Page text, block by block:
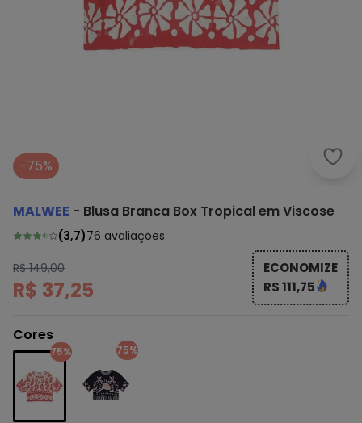
-75%
MALWEE - Blusa Branca Box Tropical em Viscose
(3,7)76 avaliações
R$ 149,00
R$ 37,25
ECONOMIZE
R$ 111,75
Cores
75% 75%